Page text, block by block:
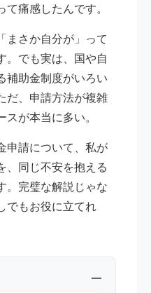
痛感したんです。
まさか自分が」って
。でも実は、国や自
補助金制度がいろい
だ、申請方法が複雑
が本当に多い。
申請について、私が
、同じ不安を抱える
。完璧な解説じゃな
でもお役に立てれ